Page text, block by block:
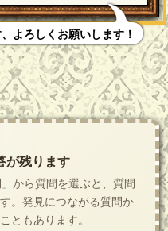
よろしくお願いします！
が残ります
から質問を選ぶと、質問
。発見につながる質問か
ともあります。